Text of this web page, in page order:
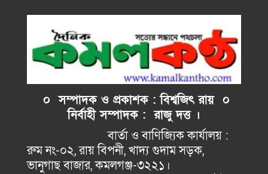
০ সম্পাদক ও প্রকাশক : বিশ্বজিৎ রায় ০
নির্বাহীসম্পাদক : রাজু দত্ত ।
বার্তা ও বাণিজ্যিক কার্যালয় :
রুম নং-০২, রায় বিপনী, খাদ্য গুদাম সড়ক,
ভানুগাছ বাজার, কমলগঞ্জ-৩২২১।